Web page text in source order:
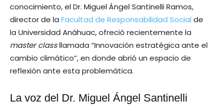
conocimiento, el Dr. Miguel Ángel Santinelli Ramos,
director de la Facultad de Responsabilidad Social de
la Universidad Anáhuac, ofreció recientemente la
master classllamada “Innovación estratégica ante el
cambio climático”, en donde abrió un espacio de
reflexión ante esta problemática.
La voz del Dr. Miguel Ángel Santinelli